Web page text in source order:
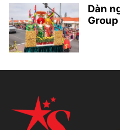
Dàn